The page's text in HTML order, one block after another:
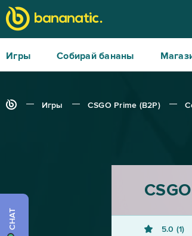
Игры Собирай бананы
Игры CSGO Prime (B2P)
5.0 1
CHAT